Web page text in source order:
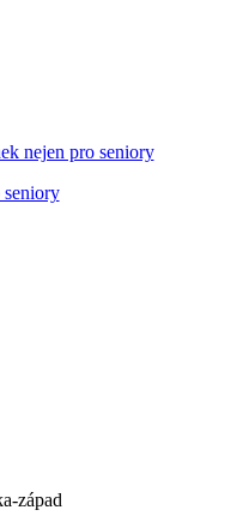
nejen pro seniory
západ